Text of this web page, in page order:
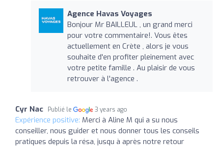
Agence Havas Voyages
Bonjour Mr BAILLEUL , un grand merci
pour votre commentaire!. Vous êtes
actuellement en Crète , alors je vous
souhaite d'en profiter pleinement avec
votre petite famille . Au plaisir de vous
retrouver à l'agence .
Cyr Nac Publié le 3 years ago
Expérience positive: Merci à Aline M qui a su nous
conseiller, nous guider et nous donner tous les conseils
pratiques depuis la résa, jusqu à après notre retour